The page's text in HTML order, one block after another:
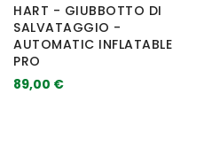
HART - GIUBBOTTO DI
SALVATAGGIO -
AUTOMATIC INFLATABLE
PRO
89,00 €